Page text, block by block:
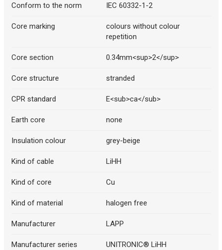
Conform to the norm IEC 60332-1-2
Core marking
colours without colour
repetition
Core section 0.34mm<sup>2</sup>
Core structure stranded
CPR standard E<sub>ca</sub>
Earth core none
Insulation colour grey-beige
Kind of cable LiHH
Kind of core Cu
Kind of material halogen free
Manufacturer LAPP
Manufacturer series UNITRONIC® LiHH